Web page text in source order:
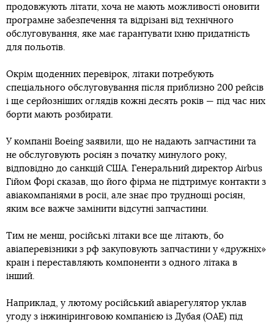
продовжують літати, хоча не мають можливості оновити
програмне забезпечення та відрізані від технічного
обслуговування, яке має гарантувати їхню придатність
для польотів.
Окрім щоденних перевірок, літаки потребують
спеціального обслуговування після приблизно 200 рейсів
і ще серйозніших оглядів кожні десять років — під час них
борти мають розбирати.
У компанії Boeing заявили, що не надають запчастини та
не обслуговують росіян з початку минулого року,
відповідно до санкцій США. Генеральний директор Airbus
Гійом Форі сказав, що його фірма не підтримує контакти з
авіакомпаніями в росії, але знає про труднощі росіян,
яким все важче замінити відсутні запчастини.
Тим не менш, російські літаки все ще літають, бо
авіаперевізники з рф закуповують запчастини у «дружніх»
країн і переставляють компоненти з одного літака в
інший.
Наприклад, у лютому російський авіарегулятор уклав
угоду з інжиніринговою компанією із Дубая (ОАЕ) під